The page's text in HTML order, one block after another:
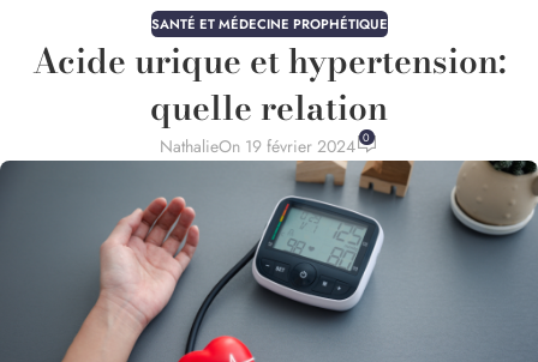
SANTÉ ET MÉDECINE PROPHÉTIQUE
Acide urique et hypertension:
quelle relation
NathalieOn 19 février 2024 0